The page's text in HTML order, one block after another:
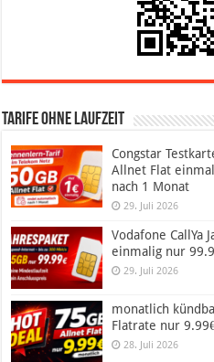
Tarife ohne Laufzeit
Congstar
Allnet Flat
nach 1 Monat
29. Juli 2026
Vodafone CallYa
einmalig nur
29. Juli 2026
monatlich
Flatrate nur
28. Juli 2026